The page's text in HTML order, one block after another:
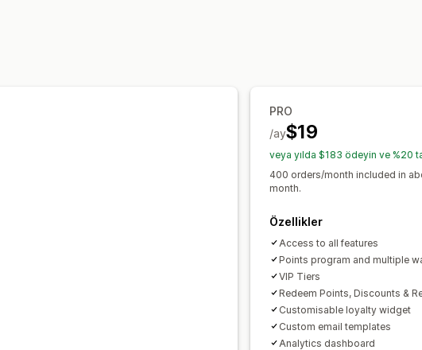
PRO
$19
/ay
veya yılda $183 ödeyin ve %20
400 orders/month included in
month.
Özellikler
Access to all features
Points program and multiple
VIP Tiers
Redeem Points, Discounts &
Customisable loyalty widget
Custom email templates
Analytics dashboard